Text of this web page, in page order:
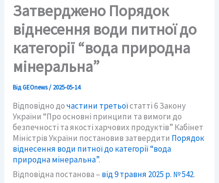
Затверджено Порядок
віднесення води питної до
категорії “вода природна
мінеральна”
ВідGEOnews/ 2025-05-14
Відповідно дочастини третьоїстатті 6 Закону
України “Про основні принципи та вимоги до
безпечності та якості харчових продуктів” Кабінет
Міністрів України постановив затвердити Порядок
віднесення води питної до категорії “вода
природна мінеральна”.
Відповідна постанова – від 9 травня 2025 р. № 542.